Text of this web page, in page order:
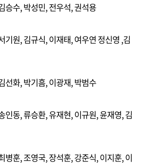
승수, 박성민, 전우석, 권석용
기원, 김규식, 이재태, 여우연 정신영 ,김
선화, 박기흠, 이광재, 박범수
인동, 류승환, 유재현, 이규원, 윤재영, 김
병훈, 조영국, 장석훈, 강준식, 이지훈, 이